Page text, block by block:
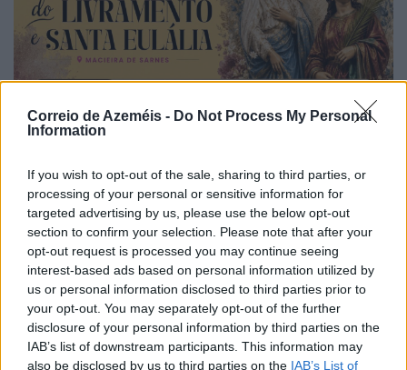
Correio de Azeméis - Do Not Process My Personal
Information
If you wish to opt-out of the sale, sharing to third parties, or
processing of your personal or sensitive information for
targeted advertising by us, please use the below opt-out
section to confirm your selection. Please note that after your
opt-out request is processed you may continue seeing
interest-based ads based on personal information utilized by
us or personal information disclosed to third parties prior to
your opt-out. You may separately opt-out of the further
disclosure of your personal information by third parties on the
IAB’s list of downstream participants. This information may
also be disclosed by us to third parties on the IAB’s List of